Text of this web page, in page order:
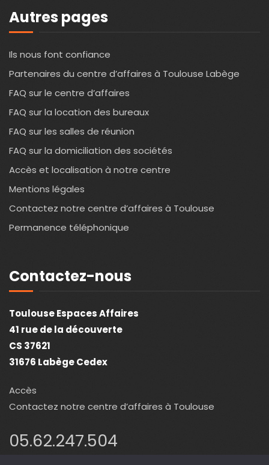
Autres pages
Ils nous font confiance
Partenaires du centre d’affaires à Toulouse Labège
FAQ sur le centre d’affaires
FAQ sur la location des bureaux
FAQ sur les salles de réunion
FAQ sur la domiciliation des sociétés
Accès et localisation à notre centre
Mentions légales
Contactez notre centre d’affaires à Toulouse
Permanence téléphonique
Contactez-nous
Toulouse Espaces Affaires
41 rue de la découverte
CS 37621
31676 Labège Cedex
Accès
Contactez notre centre d’affaires à Toulouse
05.62.247.504